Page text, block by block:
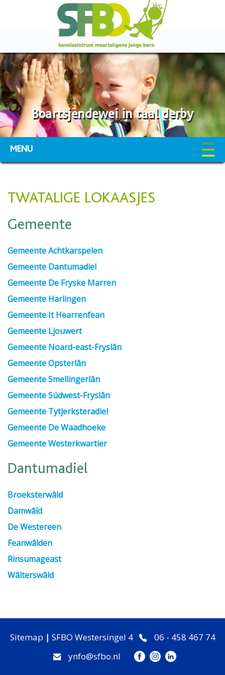
Boartsjendewei in taal derby
MENU
TWATALIGE LOKAASJES
Gemeente
Gemeente Achtkarspelen
Gemeente Dantumadiel
Gemeente De Fryske Marren
Gemeente Harlingen
Gemeente It Hearrenfean
Gemeente Ljouwert
Gemeente Noard-east-Fryslân
Gemeente Opsterlân
Gemeente Smellingerlân
Gemeente Súdwest-Fryslân
Gemeente Tytjerksteradiel
Gemeente De Waadhoeke
Gemeente Westerkwartier
Dantumadiel
Broeksterwâld
Damwâld
De Westereen
Feanwâlden
Rinsumageast
Wâlterswâld
Sitemap | SFBO Westersingel 4
06 - 458 467 74
ynfo@sfbo.nl